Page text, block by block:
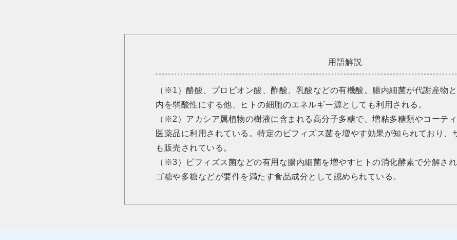
用語解説
（※1）酪酸、プロピオン酸、酢酸、乳酸などの有機酸。腸内細菌が代謝産物
内を弱酸性にする他、ヒトの細胞のエネルギー源としても利用される。
（※2）アカシア属植物の樹液に含まれる高分子多糖で、増粘多糖類やコーテ
医薬品に利用されている。特定のビフィズス菌を増やす効果が知られており、
も販売されている。
（※3）ビフィズス菌などの有用な腸内細菌を増やすヒトの消化酵素で分解さ
ゴ糖や多糖などが要件を満たす食品成分として認められている。